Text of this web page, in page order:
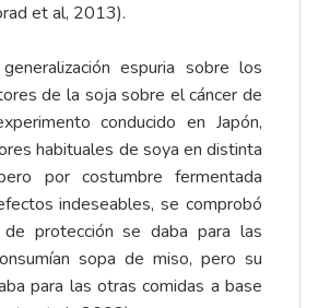
et al, 2013).
espuria sobre los
de la soja sobre el cáncer de
conducido en Japón,
habituales de soya en distinta
por costumbre fermentada
indeseables, se comprobó
protección se daba para las
sopa de miso, pero su
para las otras comidas a base